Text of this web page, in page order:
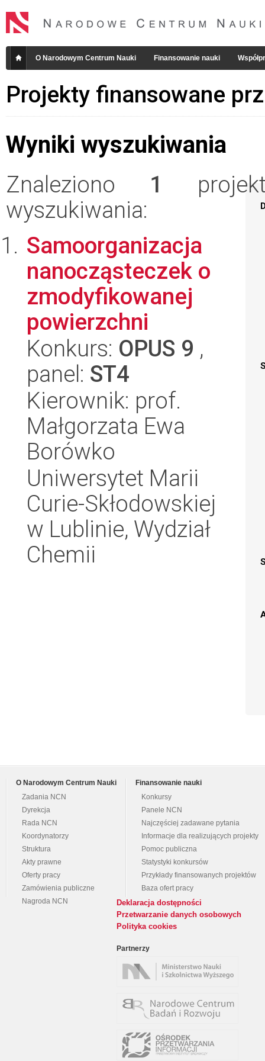
O Narodowym Centrum Nauki Finansowanie nauki
Projekty finansowane
Wyniki wyszukiwania
Znaleziono 1
wyszukiwania:
Samoorganizacja
nanocząsteczek o
zmodyfikowanej
powierzchni
Konkurs: OPUS 9 ,
panel: ST4
Kierownik: prof.
Małgorzata Ewa
Borówko
Uniwersytet Marii
Curie-Skłodowskiej
w Lublinie, Wydział
Chemii
O Narodowym Centrum Nauki
Zadania NCN
Dyrekcja
Rada NCN
Koordynatorzy
Struktura
Akty prawne
Oferty pracy
Zamówienia publiczne
Nagroda NCN
Finansowanie nauki
Konkursy
Panele NCN
Najczęściej zadawane pytania
Informacje dla realizujących projekty
Pomoc publiczna
Statystyki konkursów
Przykłady finansowanych projektów
Baza ofert pracy
Deklaracja dostępności
Przetwarzanie danych osobowych
Polityka cookies
Partnerzy